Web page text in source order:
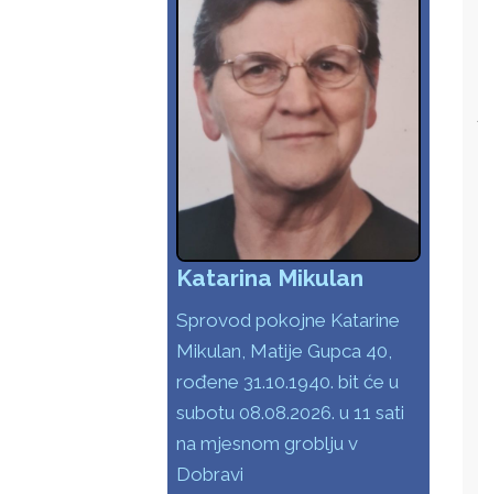
Katarina Mikulan
Sprovod pokojne Katarine
Mikulan, Matije Gupca 40,
rođene 31.10.1940. bit će u
subotu 08.08.2026. u 11 sati
na mjesnom groblju v
Dobravi